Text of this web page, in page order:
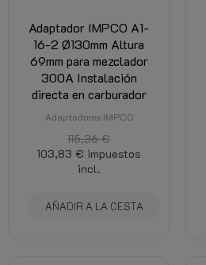
Adaptador IMPCO A1-
16-2 Ø130mm Altura
69mm para mezclador
300A Instalación
directa en carburador
Adaptadores IMPCO
115,36 €
103,83 € impuestos
incl.
AÑADIR A LA CESTA